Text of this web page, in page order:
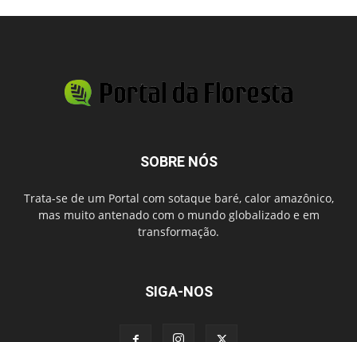
SOBRE NÓS
Trata-se de um Portal com sotaque baré, calor amazônico,
mas muito antenado com o mundo globalizado e em
transformação.
SIGA-NOS